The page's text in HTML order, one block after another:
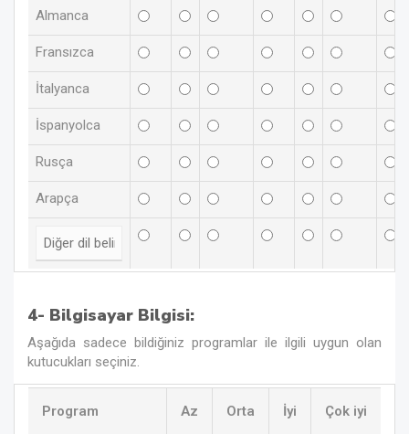
Almanca
Fransızca
İtalyanca
İspanyolca
Rusça
Arapça
4- Bilgisayar Bilgisi:
Aşağıda sadece bildiğiniz programlar ile ilgili uygun olan
kutucukları seçiniz.
Program Az Orta İyi Çok iyi